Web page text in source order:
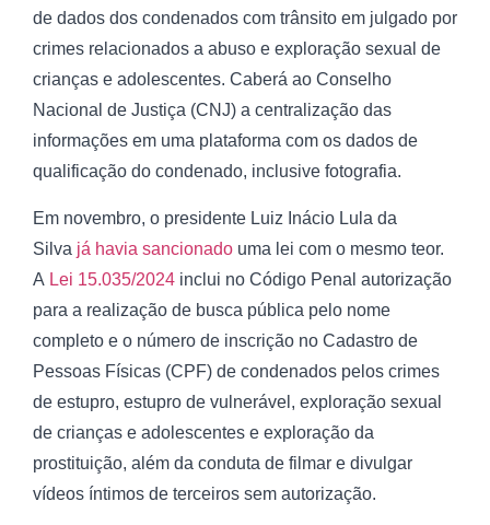
de dados dos condenados com trânsito em julgado por
crimes relacionados a abuso e exploração sexual de
crianças e adolescentes. Caberá ao Conselho
Nacional de Justiça (CNJ) a centralização das
informações em uma plataforma com os dados de
qualificação do condenado, inclusive fotografia.
Em novembro, o presidente Luiz Inácio Lula da
Silva já havia sancionado uma lei com o mesmo teor.
A Lei 15.035/2024 inclui no Código Penal autorização
para a realização de busca pública pelo nome
completo e o número de inscrição no Cadastro de
Pessoas Físicas (CPF) de condenados pelos crimes
de estupro, estupro de vulnerável, exploração sexual
de crianças e adolescentes e exploração da
prostituição, além da conduta de filmar e divulgar
vídeos íntimos de terceiros sem autorização.